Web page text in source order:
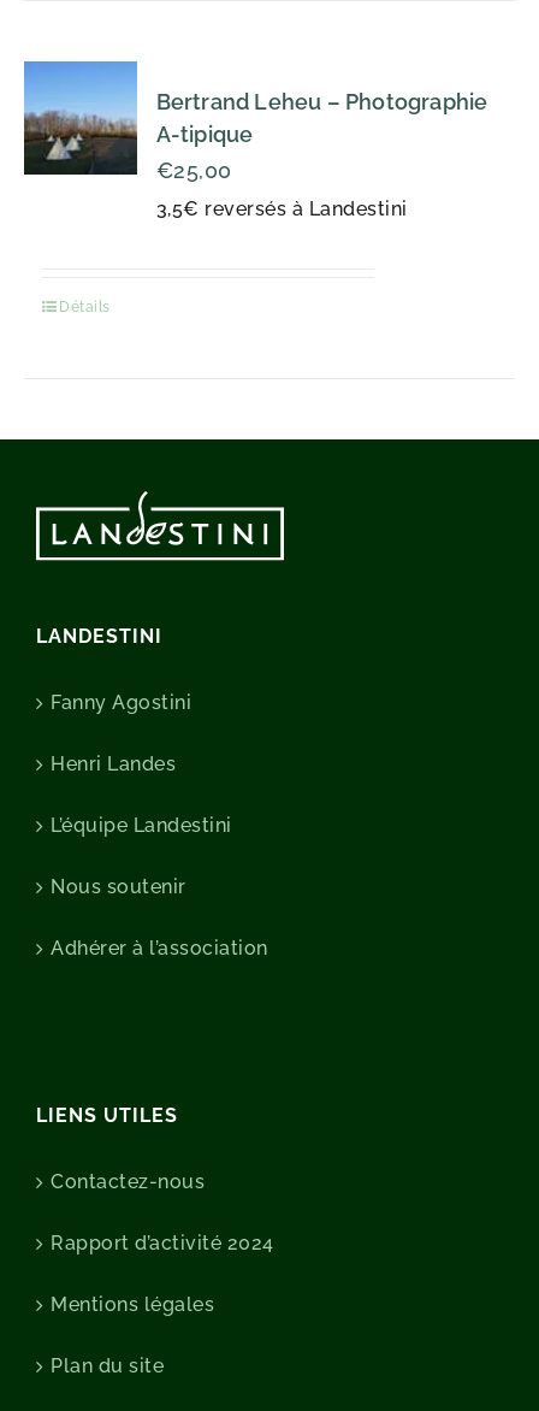
Bertrand Leheu – Photographie
A-tipique
3,5€ reversés à Landestini
€25,00
Détails
LANDESTINI
Fanny Agostini
Henri Landes
L’équipe Landestini
Nous soutenir
Adhérer à l’association
LIENS UTILES
Contactez-nous
Rapport d’activité 2024
Mentions légales
Plan du site